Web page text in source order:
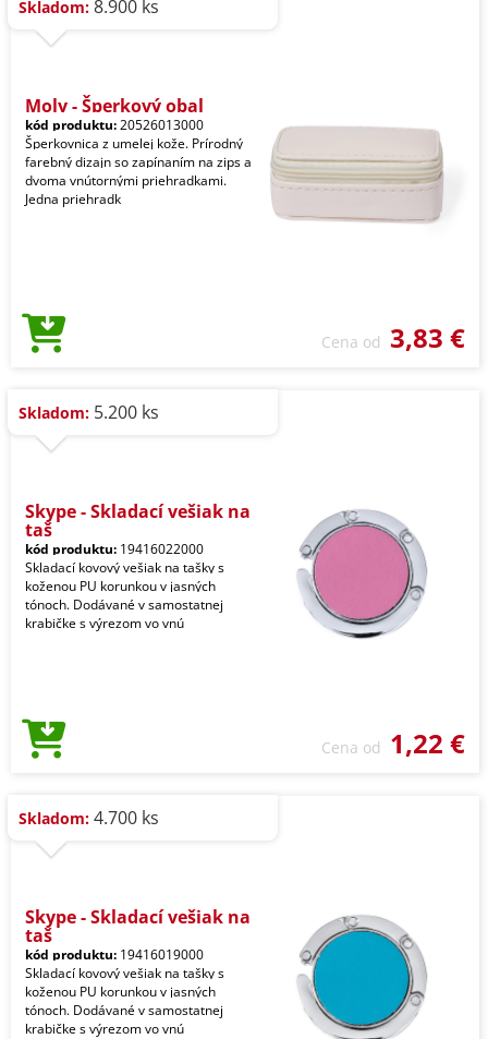
Skladom: 8.900 ks
Moly - Šperkový obal
kód produktu:20526013000
Šperkovnica z umelej kože. Prírodný
farebný dizajn so zapínaním na zips a
dvoma vnútornými priehradkami.
Jedna priehradk
Cena od 3,83 €
Skladom: 5.200 ks
Skype - Skladací vešiak na
taš
kód produktu: 19416022000
Skladací kovový vešiak na tašky s
koženou PU korunkou v jasných
tónoch. Dodávané v samostatnej
krabičke s výrezom vo vnú
Cena od 1,22 €
Skladom: 4.700 ks
Skype - Skladací vešiak na
taš
kód produktu: 19416019000
Skladací kovový vešiak na tašky s
koženou PU korunkou v jasných
tónoch. Dodávané v samostatnej
krabičke s výrezom vo vnú